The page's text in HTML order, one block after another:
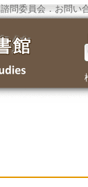
諮問委員会． お問い